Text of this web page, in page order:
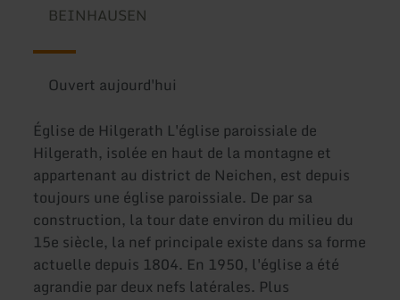
BEINHAUSEN
Ouvert aujourd'hui
Église de Hilgerath L'église paroissiale de
Hilgerath, isolée en haut de la montagne et
appartenant au district de Neichen, est depuis
toujours une église paroissiale. De par sa
construction, la tour date environ du milieu du
15e siècle, la nef principale existe dans sa forme
actuelle depuis 1804. En 1950, l'église a été
agrandie par deux nefs latérales. Plus